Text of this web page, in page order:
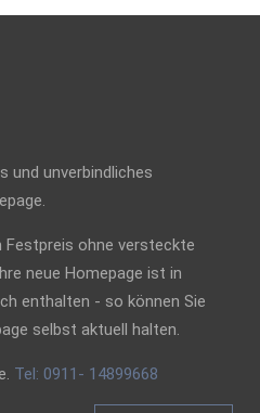
und unverbindliches
ohne versteckte
neue Homepage ist in
enthalten - so können Sie
selbst aktuell halten.
Tel: 0911- 14899668